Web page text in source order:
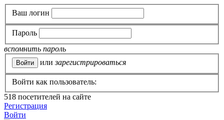
Ваш логин
Пароль
вспомнить пароль
или зарегистрироваться
Войти как пользователь:
518 посетителей на сайте
Регистрация
Войти